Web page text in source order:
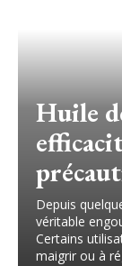
Huile
Depuis
véritable
Certains
maigrir ou à